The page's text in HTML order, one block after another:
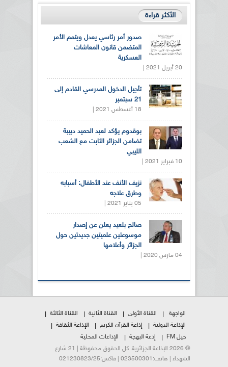
الأكثر قراءة
صدور أمر رئاسي يعدل ويتمم الأمر
المتضمن قانون المعاشات
العسكرية
20 أبريل 2021 |
تأجيل الدخول المدرسي القادم إلى
21 سبتمبر
18 أغسطس 2021 |
بوقدوم يؤكد لعبد الحميد دبيبة
تضامن الجزائر الثابت مع الشعب
الليبي
10 فبراير 2021 |
نزيف الأنف عند الأطفال: أسبابه
وطرق علاجه
05 يناير 2021 |
صالح بلعيد يعلن عن إصدار
موسوعتين علميتين جديدتين حول
الجزائر وأعلامها
04 مارس 2020 |
الواجهة القناة الأولى القناة الثانية
القناة الثالثة
الإذاعة الدولية
إذاعة القرآن الكريم
الإذاعة الثقافة
جيل FM
إذعة البهجة
الإذاعات المحلية
© 2026 الإذاعة الجزائرية. كل الحقوق محفوظة | 21 شارع
الشهداء | هاتف:023500301 | فاكس:021230823/25